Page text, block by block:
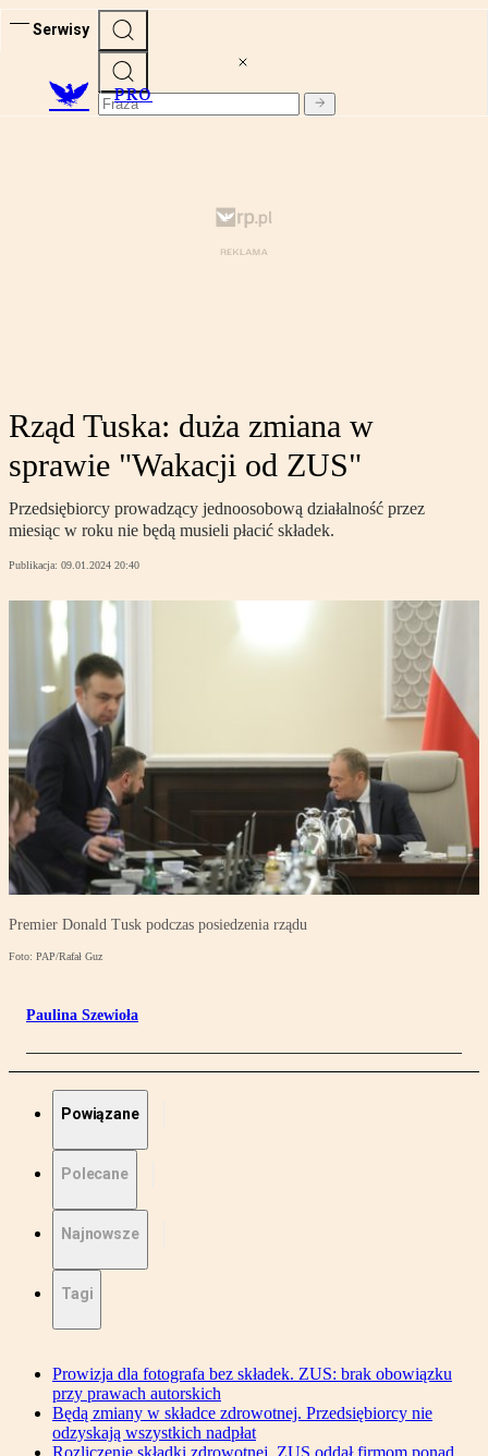
Serwisy
PRO
Rząd Tuska: duża zmiana w
sprawie "Wakacji od ZUS"
Przedsiębiorcy prowadzący jednoosobową działalność przez
miesiąc w roku nie będą musieli płacić składek.
Publikacja: 09.01.2024 20:40
Premier Donald Tusk podczas posiedzenia rządu
Foto: PAP/Rafał Guz
Paulina Szewioła
Powiązane
Polecane
Najnowsze
Tagi
Prowizja dla fotografa bez składek. ZUS: brak obowiązku
przy prawach autorskich
Będą zmiany w składce zdrowotnej. Przedsiębiorcy nie
odzyskają wszystkich nadpłat
Rozliczenie składki zdrowotnej. ZUS oddał firmom ponad